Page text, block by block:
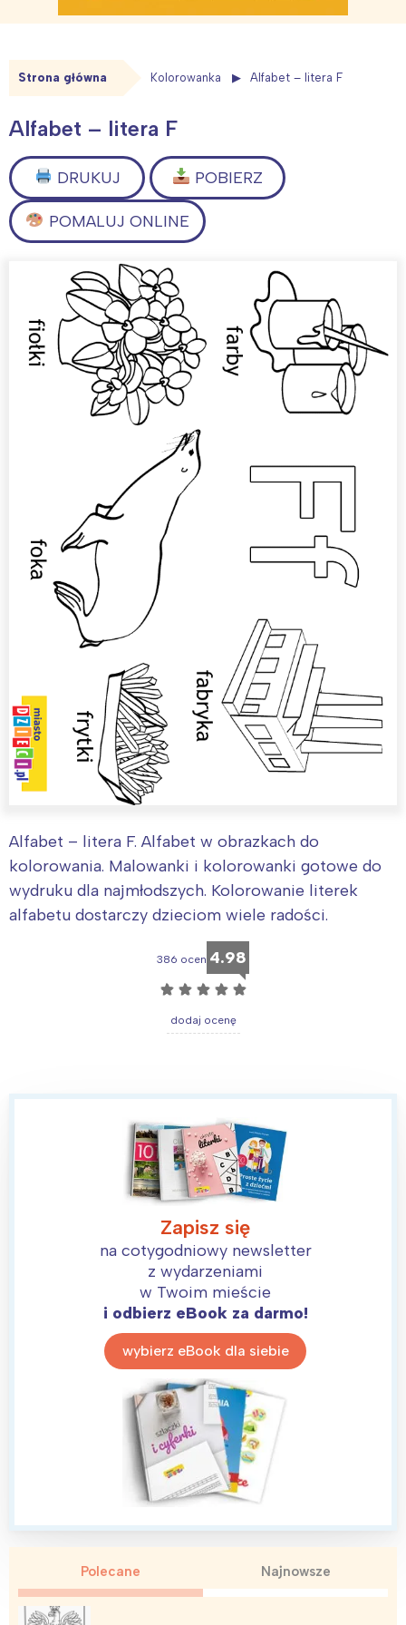
Strona główna Kolorowanka Alfabet – litera F
Alfabet – litera F
DRUKUJ POBIERZ
POMALUJ ONLINE
Alfabet – litera F. Alfabet w obrazkach do
kolorowania. Malowanki i kolorowanki gotowe do
wydruku dla najmłodszych. Kolorowanie literek
alfabetu dostarczy dzieciom wiele radości.
386 ocen 4.98
☆ ☆ ☆ ☆ ☆
dodaj ocenę
Zapisz się
na cotygodniowy newsletter
z wydarzeniami
w Twoim mieście
i odbierz eBook za darmo!
wybierz eBook dla siebie
Polecane Najnowsze
Warszawa
Śląsk